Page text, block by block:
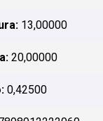
13,00000
20,00000
0,42500